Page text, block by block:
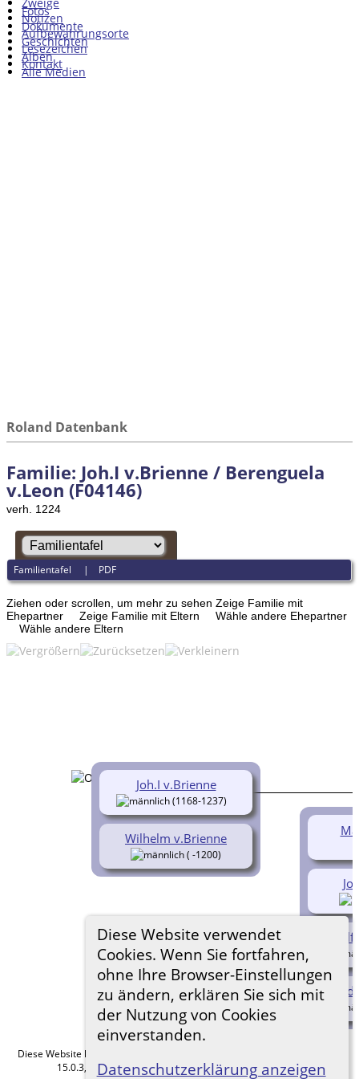
Fotos
Dokumente
Geschichten
Alben
Alle Medien
Notizen
Aufbewahrungsorte
Lesezeichen
Kontakt
Roland Datenbank
Diese Website verwendet
Cookies. Wenn Sie fortfahren,
ohne Ihre Browser-Einstellungen
zu ändern, erklären Sie sich mit
der Nutzung von Cookies
einverstanden.
Datenschutzerklärung anzeigen
Familie: Joh.I v.Brienne / Berenguela
v.Leon (F04146)
verh. 1224
Familientafel | PDF
Ziehen oder scrollen, um mehr zu sehen Zeige Familie mit
Ehepartner
Zeige Familie mit Eltern
Wähle andere Ehepartner
Wähle andere Eltern
Wilhelm v.Brienne
( -1200)
Joh.I v.Brienne
(1168-1237)
Diese Website läuft mit
15.0.3, programmiert von Darrin Lythgoe © 2001-2026.